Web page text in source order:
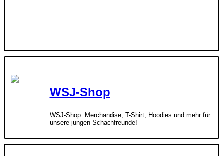
WSJ-Shop
WSJ-Shop: Merchandise, T-Shirt, Hoodies und mehr für
unsere jungen Schachfreunde!